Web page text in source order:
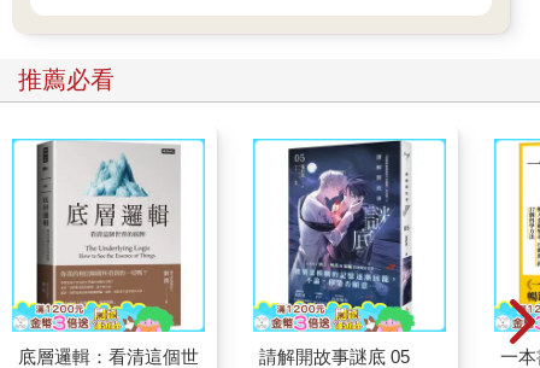
推薦必看
底層邏輯：看清這個世
請解開故事謎底 05
一